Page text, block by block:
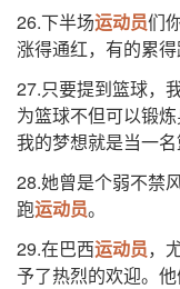
26.下半场运动员们
涨得通红，有的累得
27.只要提到篮球，
为篮球不但可以锻
我的梦想就是当一
28.她曾是个弱不禁
跑运动员。
29.在巴西运动员，
予了热烈的欢迎。